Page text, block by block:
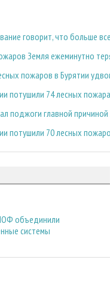
говорит, что больше
Земля ежеминутно
пожаров в Бypятии
потушили 74 лесных пожара
поджоги главной
потушили 70 лесных
объединили
системы